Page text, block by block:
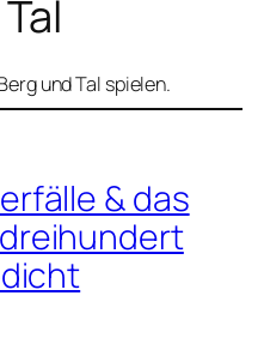
und Tal spielen.
& das